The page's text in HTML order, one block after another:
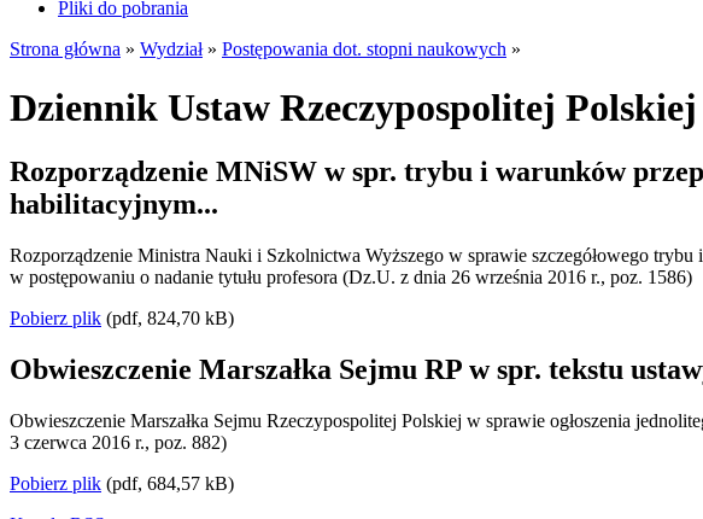
Pliki do pobrania
Strona główna » Wydział » Postępowania dot. stopni naukowych »
Dziennik Ustaw Rzeczypospolitej Polskiej
Rozporządzenie MNiSW w spr. trybu i warunków
habilitacyjnym...
Rozporządzenie Ministra Nauki i Szkolnictwa Wyższego w sprawie szczegółowego
w postępowaniu o nadanie tytułu profesora (Dz.U. z dnia 26 września 2016 r., poz. 1586)
Pobierz plik (pdf, 824,70 kB)
Obwieszczenie Marszałka Sejmu RP w spr. tekstu
Obwieszczenie Marszałka Sejmu Rzeczypospolitej Polskiej w sprawie ogłoszenia
3 czerwca 2016 r., poz. 882)
Pobierz plik (pdf, 684,57 kB)